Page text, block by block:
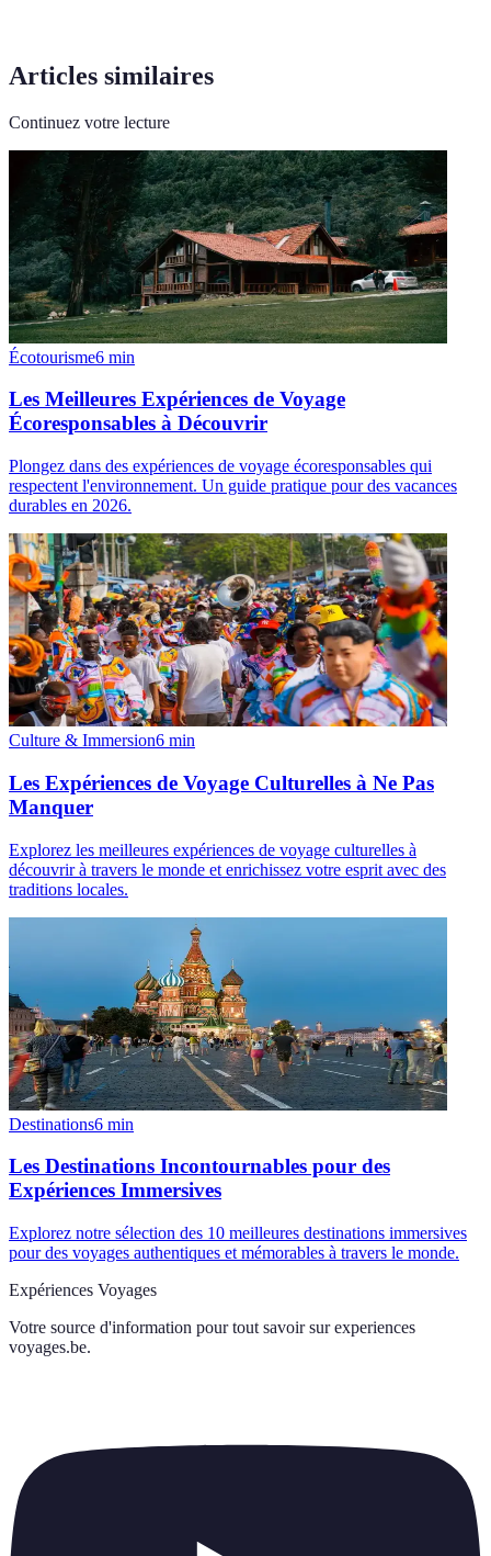
Articles similaires
Continuez votre lecture
Écotourisme6 min
Les Meilleures Expériences de Voyage
Écoresponsables à Découvrir
Plongez dans des expériences de voyage écoresponsables qui
respectent l'environnement. Un guide pratique pour des vacances
durables en 2026.
Culture & Immersion6 min
Les Expériences de Voyage Culturelles à Ne Pas
Manquer
Explorez les meilleures expériences de voyage culturelles à
découvrir à travers le monde et enrichissez votre esprit avec des
traditions locales.
Destinations6 min
Les Destinations Incontournables pour des
Expériences Immersives
Explorez notre sélection des 10 meilleures destinations immersives
pour des voyages authentiques et mémorables à travers le monde.
Expériences Voyages
Votre source d'information pour tout savoir sur experiences
voyages.be.